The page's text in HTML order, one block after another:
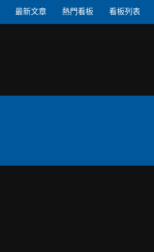
最新文章 熱門看板 看板列表